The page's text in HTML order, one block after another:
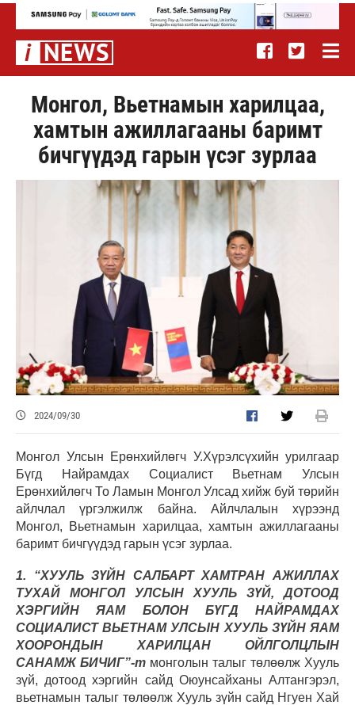
Монгол, Вьетнамын харилцаа,
хамтын ажиллагааны баримт
бичгүүдэд гарын үсэг зурлаа
2024/09/30
Монгол Улсын Ерөнхийлөгч У.Хүрэлсүхийн урилгаар
Бүгд Найрамдах Социалист Вьетнам Улсын
Ерөнхийлөгч То Ламын Монгол Улсад хийж буй төрийн
айлчлал үргэлжилж байна. Айлчлалын хүрээнд
Монгол, Вьетнамын харилцаа, хамтын ажиллагааны
баримт бичгүүдэд гарын үсэг зурлаа.
1. “ХУУЛЬ ЗҮЙН САЛБАРТ ХАМТРАН АЖИЛЛАХ
ТУХАЙ МОНГОЛ УЛСЫН ХУУЛЬ ЗҮЙ, ДОТООД
ХЭРГИЙН ЯАМ БОЛОН БҮГД НАЙРАМДАХ
СОЦИАЛИСТ ВЬЕТНАМ УЛСЫН ХУУЛЬ ЗҮЙН ЯАМ
ХООРОНДЫН ХАРИЛЦАН ОЙЛГОЛЦЛЫН
САНАМЖ БИЧИГ”-т монголын талыг төлөөлж Хууль
зүй, дотоод хэргийн сайд Оюунсайханы Алтангэрэл,
вьетнамын талыг төлөөлж Хууль зүйн сайд Нгуен Хай